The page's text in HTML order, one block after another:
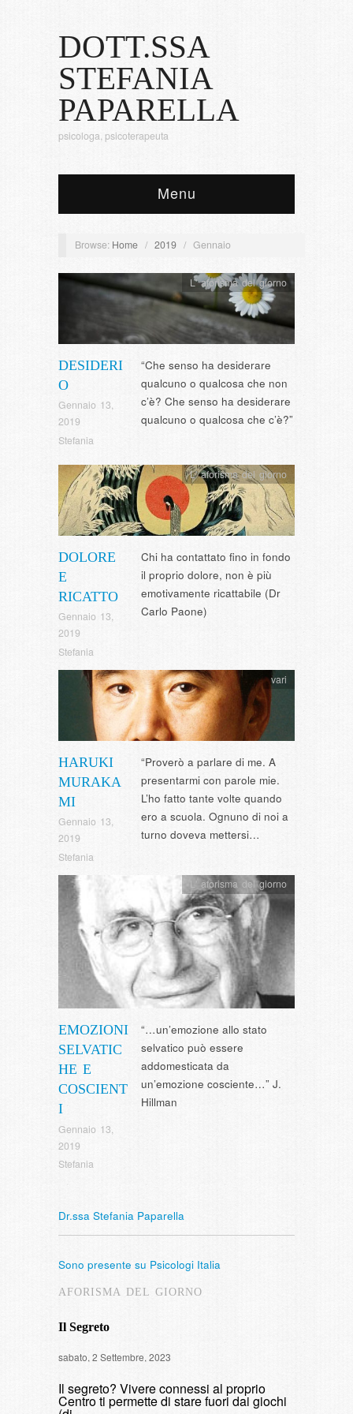
DOTT.SSA
STEFANIA
PAPARELLA
psicologa, psicoterapeuta
Menu
Browse: Home / 2019 / Gennaio
DESIDERI
O
Gennaio 13,
2019
Stefania
L' aforisma del giorno
“Che senso ha desiderare
qualcuno o qualcosa che non
c’è? Che senso ha desiderare
qualcuno o qualcosa che c’è?”
DOLORE
E
RICATTO
Gennaio 13,
2019
Stefania
L' aforisma del giorno
Chi ha contattato fino in fondo
il proprio dolore, non è più
emotivamente ricattabile (Dr
Carlo Paone)
HARUKI
MURAKA
MI
Gennaio 13,
2019
Stefania
vari
“Proverò a parlare di me. A
presentarmi con parole mie.
L’ho fatto tante volte quando
ero a scuola. Ognuno di noi a
turno doveva mettersi…
EMOZIONI
SELVATIC
HE E
COSCIENT
I
Gennaio 13,
2019
Stefania
L' aforisma del giorno
“…un’emozione allo stato
selvatico può essere
addomesticata da
un’emozione cosciente…” J.
Hillman
Dr.ssa Stefania Paparella
Sono presente su Psicologi Italia
AFORISMA DEL GIORNO
Il Segreto
sabato, 2 Settembre, 2023
Il segreto? Vivere connessi al proprio
Centro ti permette di stare fuori dai giochi